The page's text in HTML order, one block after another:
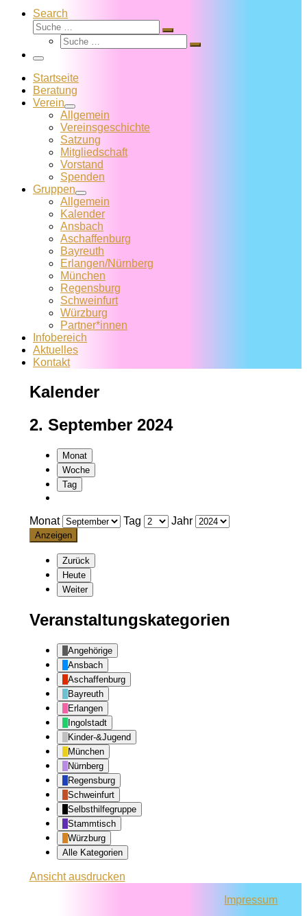
Search
Suche
Suche
Suche
Suche
Menü
Startseite
Beratung
Verein
Allgemein
Vereins­geschichte
Satzung
Mitglied­schaft
Vorstand
Spenden
Gruppen
Allgemein
Kalender
Ansbach
Aschaffenburg
Bayreuth
Erlangen/Nürnberg
München
Regensburg
Schweinfurt
Würzburg
Partner*innen
Infobereich
Aktuelles
Kontakt
Kalender
2. September 2024
Monat
Woche
Tag
Monat Tag Jahr
Zurück
Heute
Weiter
Veranstaltungskategorien
Angehörige
Ansbach
Aschaffenburg
Bayreuth
Erlangen
Ingolstadt
Kinder-&Jugend
München
Nürnberg
Regensburg
Schweinfurt
Selbsthilfegruppe
Stammtisch
Würzburg
Alle Kategorien
Ansichtausdrucken
Impressum